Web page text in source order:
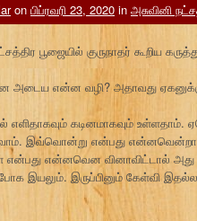
on பிப்ரவரி 23, 2020 in அசுவினி
பூஜையில் குருநாதர் கூறிய
அடைய என்ன வழி? அதாவது
எளிதாகவும் கடினமாகவும்
இவ்வொன்று என்பது
என்பது என்னவென வினாவிட்டால் அது
இயலும். இருப்பினும் கேள்வி